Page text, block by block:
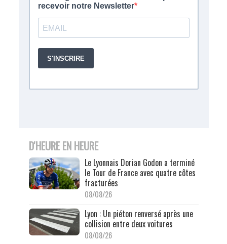
D'HEURE EN HEURE
Le Lyonnais Dorian Godon a terminé
le Tour de France avec quatre côtes
fracturées
08/08/26
Lyon : Un piéton renversé après une
collision entre deux voitures
08/08/26